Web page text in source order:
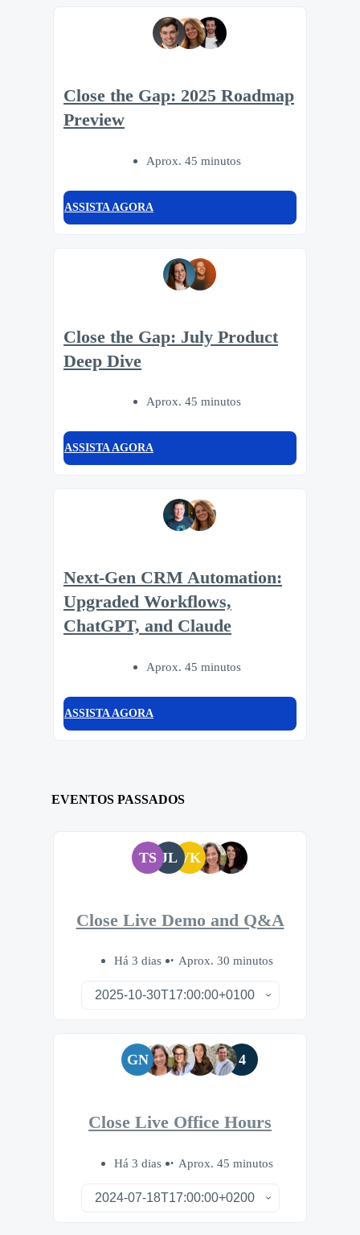
Close the Gap: 2025 Roadmap
Preview
Aprox. 45 minutos
ASSISTA AGORA
Close the Gap: July Product
Deep Dive
Aprox. 45 minutos
ASSISTA AGORA
Next-Gen CRM Automation:
Upgraded Workflows,
ChatGPT, and Claude
Aprox. 45 minutos
ASSISTA AGORA
EVENTOS PASSADOS
TS JL VK
Close Live Demo and Q&A
Há 3 dias Aprox. 30 minutos
GN 4
Close Live Office Hours
Há 3 dias Aprox. 45 minutos